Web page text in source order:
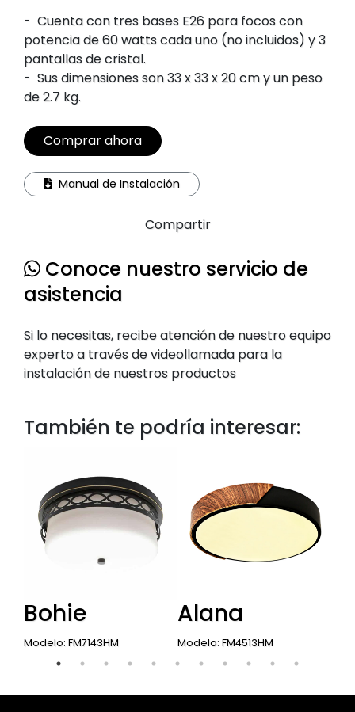
Compartir
- Cuenta con tres bases E26 para focos con
potencia de 60 watts cada uno (no incluidos) y 3
pantallas de cristal.
- Sus dimensiones son 33 x 33 x 20 cm y un peso
de 2.7 kg.
Comprar ahora
Manual de Instalación
Conoce nuestro servicio de
asistencia
Si lo necesitas, recibe atención de nuestro equipo
experto a través de videollamada para la
instalación de nuestros productos
También te podría interesar:
Bohie
Modelo: FM7143HM
Alana
Modelo: FM4513HM